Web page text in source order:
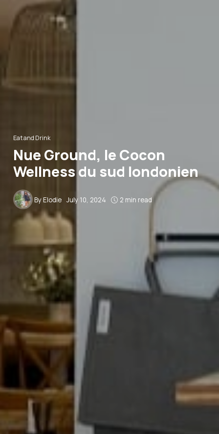
Eat and Drink
Nue Ground, le Cocon
Wellness du sud londonien
ByElodie July 10, 2024 2 min read